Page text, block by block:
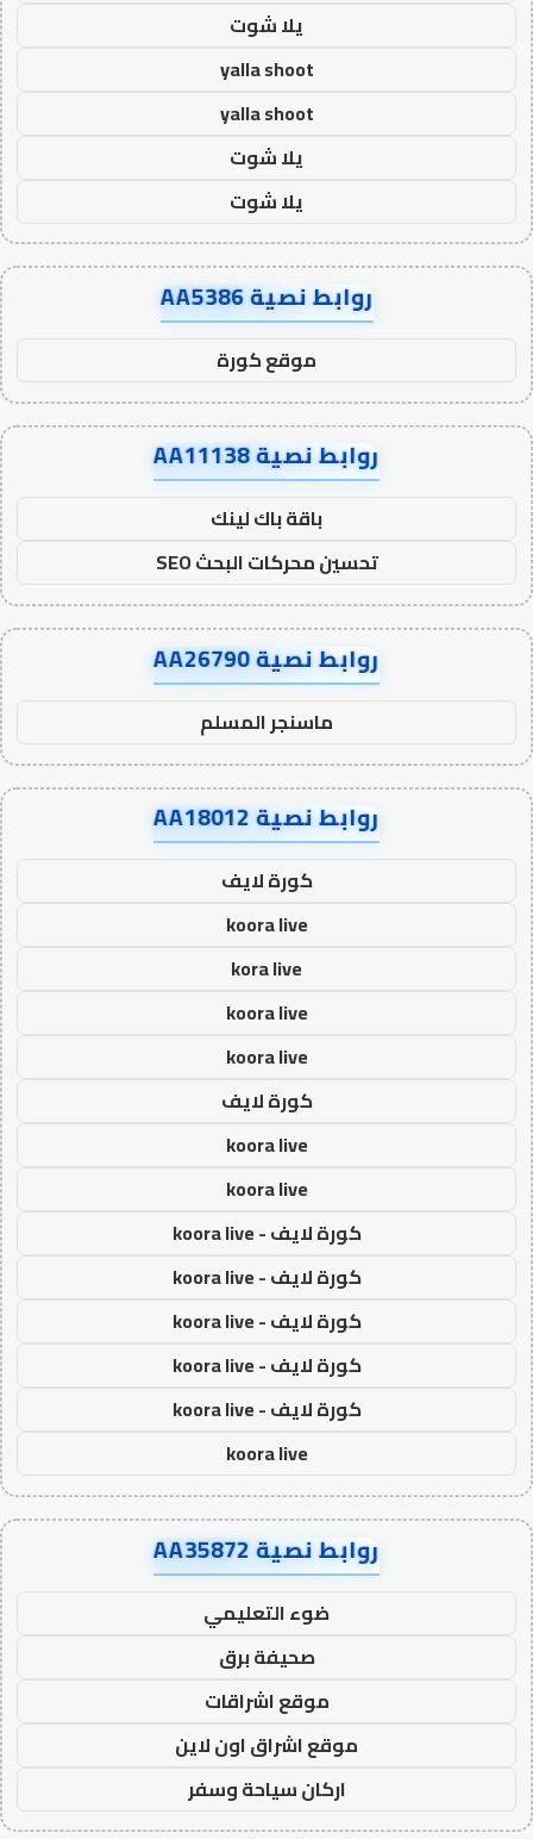
يلا شوت
yalla shoot
yalla shoot
يلا شوت
يلا شوت
روابط نصية AA5386
موقع كورة
روابط نصية AA11138
باقة باك لينك
تحسين محركات البحث SEO
روابط نصية AA26790
ماسنجر المسلم
روابط نصية AA18012
كورة لايف
koora live
kora live
koora live
koora live
كورة لايف
koora live
koora live
كورة لايف - koora live
كورة لايف - koora live
كورة لايف - koora live
كورة لايف - koora live
كورة لايف - koora live
koora live
روابط نصية AA35872
ضوء التعليمي
صحيفة برق
موقع اشراقات
موقع اشراق اون لاين
اركان سياحة وسفر